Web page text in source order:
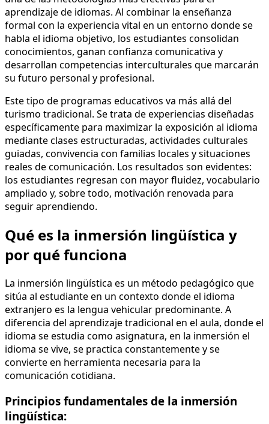
aprendizaje de idiomas. Al combinar la enseñanza
formal con la experiencia vital en un entorno donde se
habla el idioma objetivo, los estudiantes consolidan
conocimientos, ganan confianza comunicativa y
desarrollan competencias interculturales que marcarán
su futuro personal y profesional.
Este tipo de programas educativos va más allá del
turismo tradicional. Se trata de experiencias diseñadas
específicamente para maximizar la exposición al idioma
mediante clases estructuradas, actividades culturales
guiadas, convivencia con familias locales y situaciones
reales de comunicación. Los resultados son evidentes:
los estudiantes regresan con mayor fluidez, vocabulario
ampliado y, sobre todo, motivación renovada para
seguir aprendiendo.
Qué es la inmersión lingüística y
por qué funciona
La inmersión lingüística es un método pedagógico que
sitúa al estudiante en un contexto donde el idioma
extranjero es la lengua vehicular predominante. A
diferencia del aprendizaje tradicional en el aula, donde el
idioma se estudia como asignatura, en la inmersión el
idioma se vive, se practica constantemente y se
convierte en herramienta necesaria para la
comunicación cotidiana.
Principios fundamentales de la inmersión
lingüística: